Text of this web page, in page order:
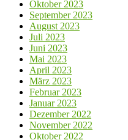
Oktober 2023
September 2023
August 2023
Juli 2023
Juni 2023
Mai 2023
April 2023
März 2023
Februar 2023
Januar 2023
Dezember 2022
November 2022
Oktober 2022